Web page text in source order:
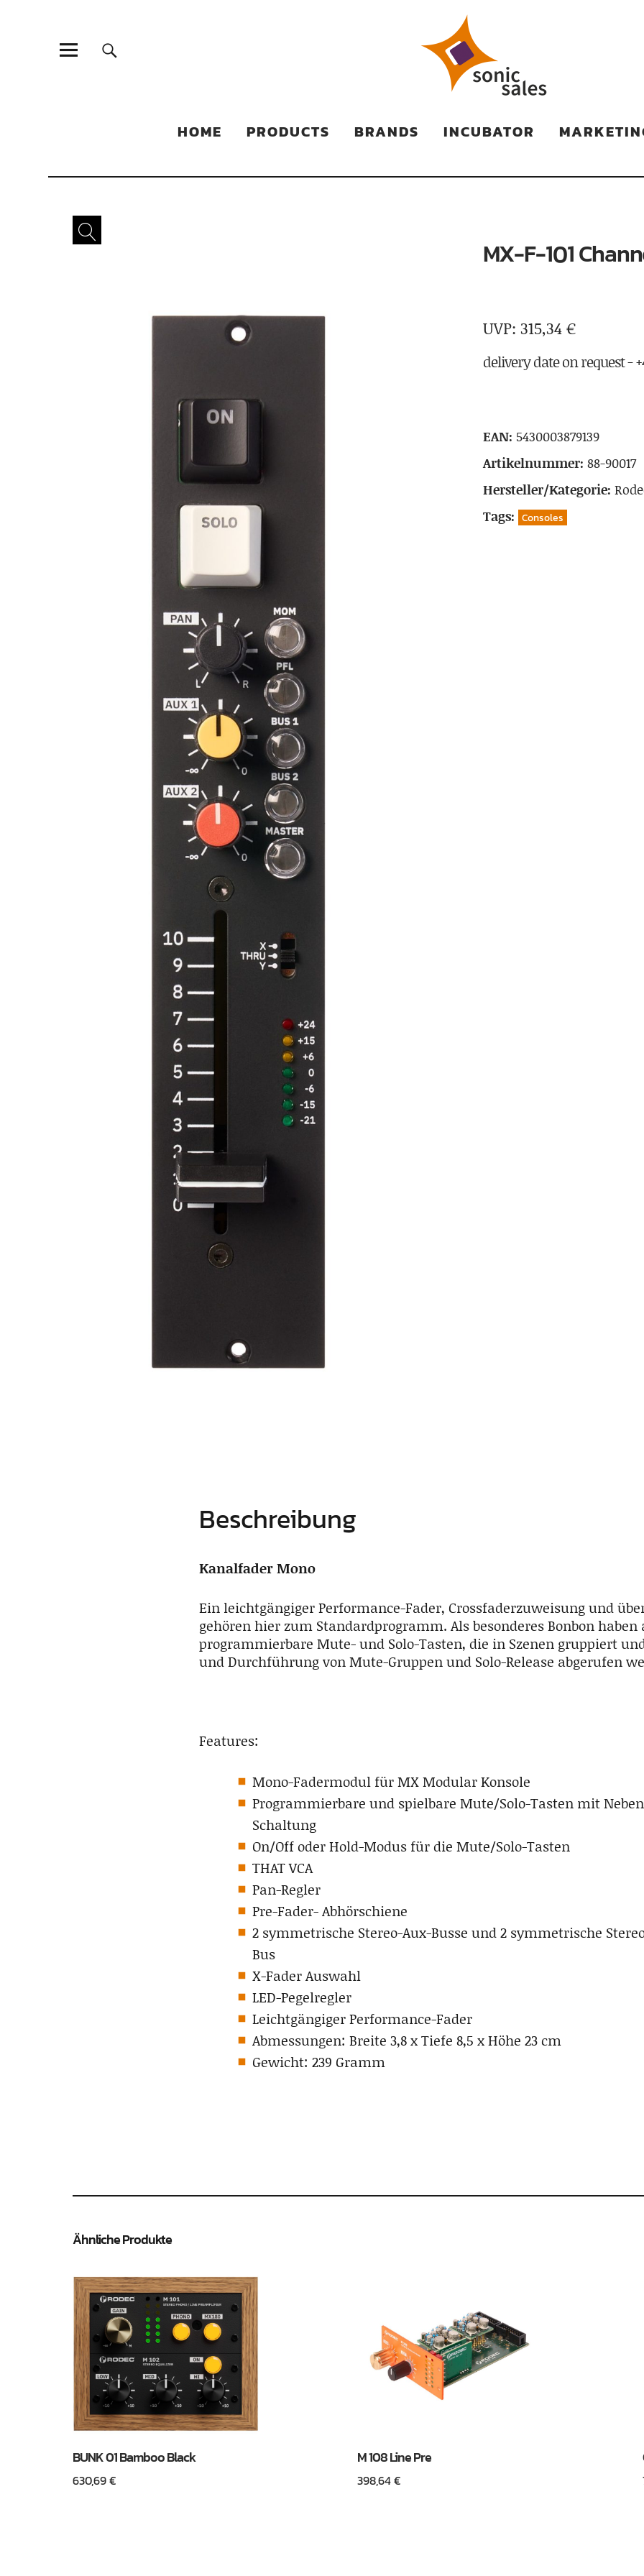
Sonic Sales
HOME PRODUCTS BRANDS INCUBATOR
MX-F-101
315,34€
delivery date on request -
EAN: 5430003879139
Artikelnummer: 88-90017
Hersteller/Kategorie:
Tags: Consoles
Beschreibung
Kanalfader Mono
Ein leichtgängiger Performance-Fader, Crossfaderzuweisung und
gehören hier zum Standardprogramm. Als besonderes Bonbon
programmierbare Mute- und Solo-Tasten, die in Szenen gruppiert
und Durchführung von Mute-Gruppen und Solo-Release abgerufen
Features:
Mono-Fadermodul für MX Modular Konsole
Programmierbare und spielbare Mute/Solo-Tasten mit
Schaltung
On/Off oder Hold-Modus für die Mute/Solo-Tasten
THAT VCA
Pan-Regler
Pre-Fader- Abhörschiene
2 symmetrische Stereo-Aux-Busse und 2 symmetrische
Bus
X-Fader Auswahl
LED-Pegelregler
Leichtgängiger Performance-Fader
Abmessungen: Breite 3,8 x Tiefe 8,5 x Höhe 23 cm
Gewicht: 239 Gramm
Ähnliche Produkte
BUNK 01 Bamboo Black
630,69€
M 108 Line Pre
398,64€